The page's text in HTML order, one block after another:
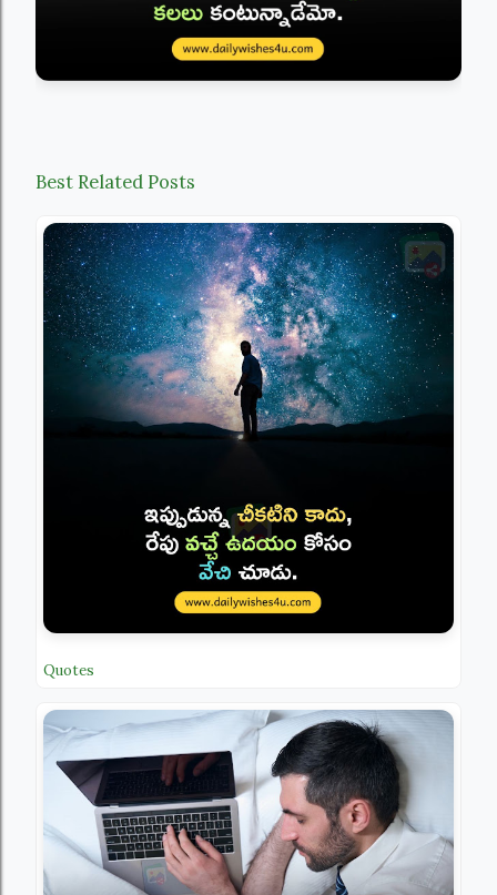
Best Related Posts
Quotes